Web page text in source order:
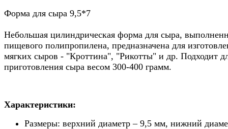
Форма для сыра 9,5*7
Небольшая цилиндрическая форма для сыра,
пищевого полипропилена, предназначена для
мягких сыров - "Кроттина", "Рикотты" и др. Подходит
приготовления сыра весом 300-400 грамм.
Характеристики:
Размеры: верхний диаметр – 9,5 мм, нижний